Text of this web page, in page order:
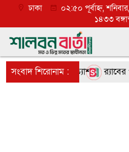
ঢাকা
০২:৫০ পূর্বাহ্ন,
১৪৩৩
সংবাদ শিরোনাম :
তৃণমূলে ব্যাপক প্রত্যাশা র‌্যাবের